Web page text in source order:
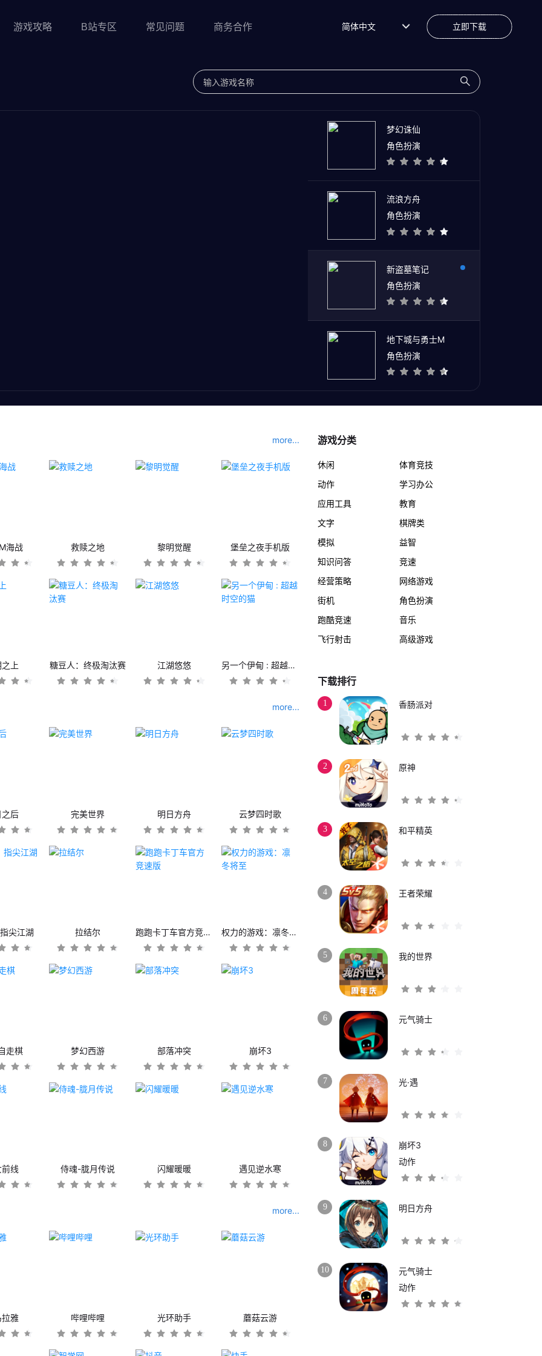
游戏攻略 B站专区 常见问题 商务合作 简体中文 立即下载
梦幻诛仙
角色扮演
流浪方舟
角色扮演
新盗墓笔记
角色扮演
地下城与勇士M
角色扮演
more...
海战 救赎之地 黎明觉醒 堡垒之夜手机版
上 糖豆人：终极淘汰赛 江湖悠悠 另一个伊甸 : 超越时空的猫
more...
后 完美世界 明日方舟 云梦四时歌
尖江湖 拉结尔 跑跑卡丁车官方竞速版 权力的游戏：凛冬将至
走棋 梦幻西游 部落冲突 崩坏3
线 侍魂-胧月传说 闪耀暖暖 遇见逆水寒
more...
雅 哔哩哔哩 光环助手 蘑菇云游
游戏分类
休闲
体育竞技
动作
学习办公
应用工具
教育
文字
棋牌类
模拟
益智
知识问答
竞速
经营策略
网络游戏
街机
角色扮演
跑酷竞速
音乐
飞行射击
高级游戏
下载排行
1 香肠派对
2 原神
3 和平精英
4 王者荣耀
5 我的世界
6 元气骑士
7 光·遇
8
崩坏3
动作
9 明日方舟
10
元气骑士
动作